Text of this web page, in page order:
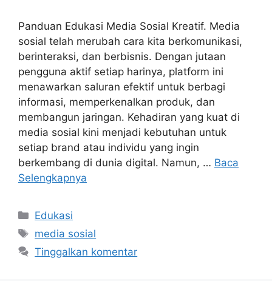
Panduan Edukasi Media Sosial Kreatif. Media
sosial telah merubah cara kita berkomunikasi,
berinteraksi, dan berbisnis. Dengan jutaan
pengguna aktif setiap harinya, platform ini
menawarkan saluran efektif untuk berbagi
informasi, memperkenalkan produk, dan
membangun jaringan. Kehadiran yang kuat di
media sosial kini menjadi kebutuhan untuk
setiap brand atau individu yang ingin
berkembang di dunia digital. Namun, … Baca
Selengkapnya
Kategori
Edukasi
Tag
media sosial
Tinggalkan komentar